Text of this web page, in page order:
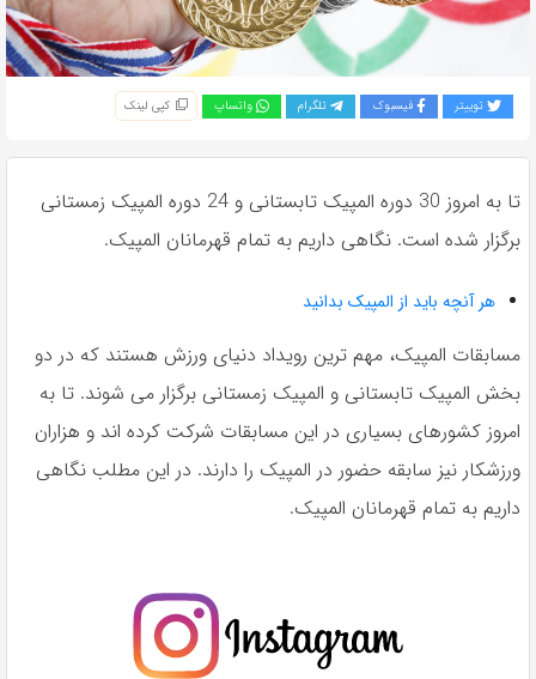
به
کپی
توییتر فیسبوک تلگرام واتساپ کپی لینک
تا به امروز 30 دوره المپیک تابستانی و 24 دوره المپیک زمستانی
برگزار شده است. نگاهی داریم به تمام قهرمانان المپیک.
هر آنچه باید از المپیک بدانید
مسابقات المپیک، مهم ترین رویداد دنیای ورزش هستند که در دو
بخش المپیک تابستانی و المپیک زمستانی برگزار می شوند. تا به
امروز کشورهای بسیاری در این مسابقات شرکت کرده اند و هزاران
ورزشکار نیز سابقه حضور در المپیک را دارند. در این مطلب نگاهی
داریم به تمام قهرمانان المپیک.